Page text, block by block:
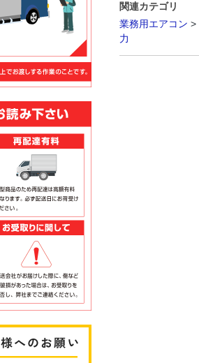
関連カテゴリ
業務用エアコン >
力